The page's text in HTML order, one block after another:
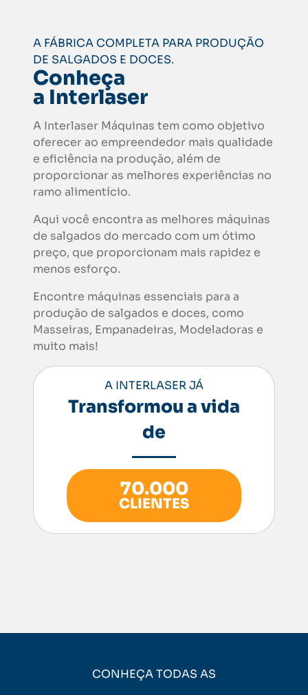
A FÁBRICA COMPLETA PARA PRODUÇÃO
DE SALGADOS E DOCES.
Conheça
a Interlaser
A Interlaser Máquinas tem como objetivo
oferecer ao empreendedor mais qualidade
e eficiência na produção, além de
proporcionar as melhores experiências no
ramo alimentício.
Aqui você encontra as melhores máquinas
de salgados do mercado com um ótimo
preço, que proporcionam mais rapidez e
menos esforço.
Encontre máquinas essenciais para a
produção de salgados e doces, como
Masseiras, Empanadeiras, Modeladoras e
muito mais!
A INTERLASER JÁ
Transformou a vida
de
70.000
CLIENTES
CONHEÇA TODAS AS